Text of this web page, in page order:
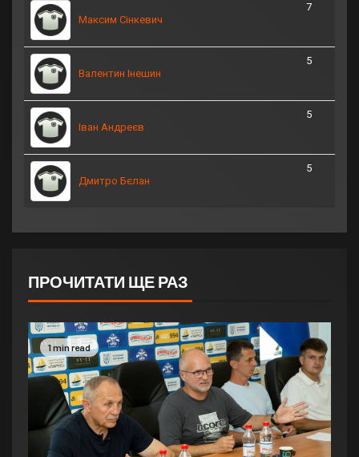
Максим Сінкевич
7
Валентин Інешин
5
Іван Андреєв
5
Дмитро Бєлан
5
ПРОЧИТАТИ ЩЕ РАЗ
1 min read